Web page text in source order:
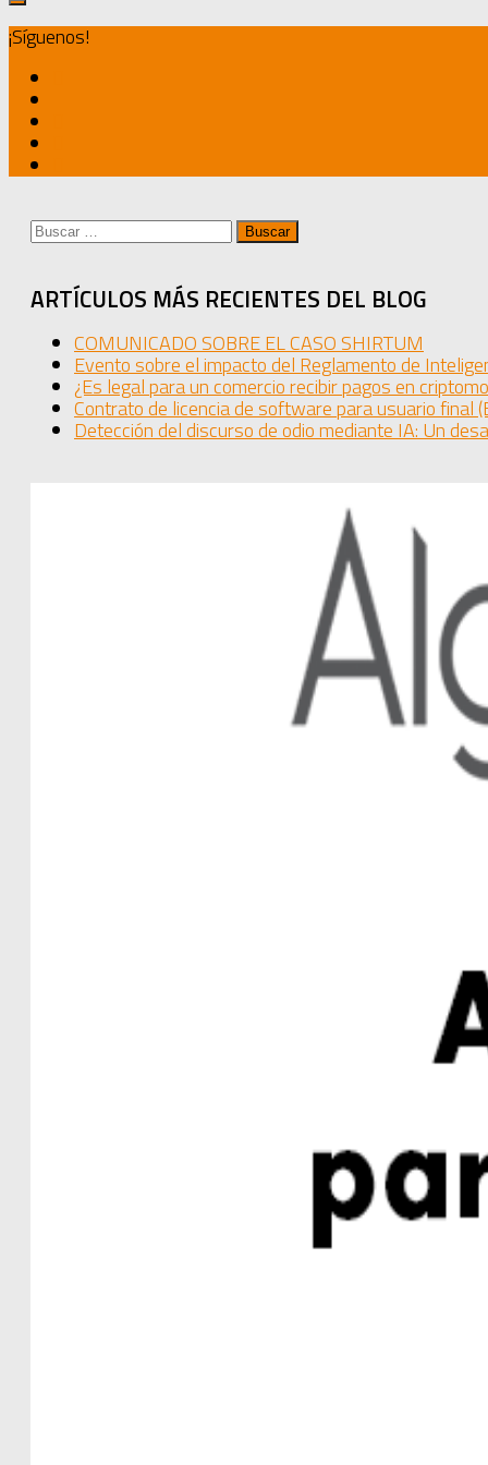
¡Síguenos!
Buscar:
ARTÍCULOS MÁS RECIENTES DEL BLOG
COMUNICADO SOBRE EL CASO SHIRTUM
Evento sobre el impacto del Reglamento de
¿Es legal para un comercio recibir pagos en
Contrato de licencia de software para usuario final
Detección del discurso de odio mediante IA: Un